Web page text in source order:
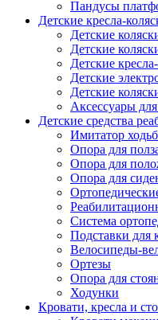
Пандусы
Детские кресла-
Детские
Детские
Детские
Детские
Детские
Аксессуары
Детские средства
Имитатор
Опора для
Опора для
Опора для
Система
Подставки для
Велосипеды-
Ортезы
Опора для
Ходунки
Кровати, кресла и